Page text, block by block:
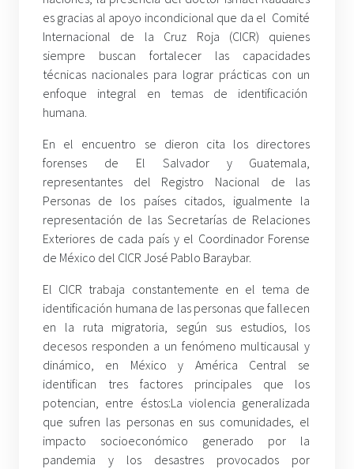
es gracias al apoyo incondicional que da el Comité
Internacional de la Cruz Roja (CICR) quienes
siempre buscan fortalecer las capacidades
técnicas nacionales para lograr prácticas con un
enfoque integral en temas de identificación
humana.
En el encuentro se dieron cita los directores
forenses de El Salvador y Guatemala,
representantes del Registro Nacional de las
Personas de los países citados, igualmente la
representación de las Secretarías de Relaciones
Exteriores de cada país y el Coordinador Forense
de México del CICR José Pablo Baraybar.
El CICR trabaja constantemente en el tema de
identificación humana de las personas que fallecen
en la ruta migratoria, según sus estudios, los
decesos responden a un fenómeno multicausal y
dinámico, en México y América Central se
identifican tres factores principales que los
potencian, entre éstos:La violencia generalizada
que sufren las personas en sus comunidades, el
impacto socioeconómico generado por la
pandemia y los desastres provocados por